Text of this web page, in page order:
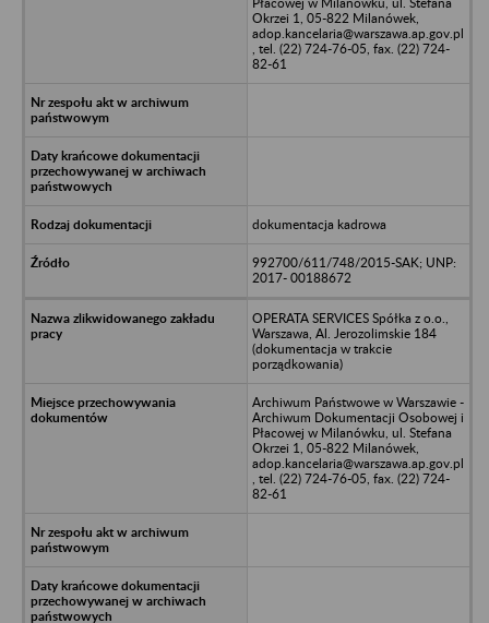
Okrzei 1, 05-822 Milanówek,
adop.kancelaria@warszawa.ap.gov.pl
, tel. (22) 724-76-05, fax. (22) 724-
82-61
dokumentacja kadrowa
992700/611/748/2015-SAK; UNP:
2017- 00188672
OPERATA SERVICES Spółka z o.o.,
Warszawa, Al. Jerozolimskie 184
(dokumentacja w trakcie
porządkowania)
Archiwum Państwowe w Warszawie -
Archiwum Dokumentacji Osobowej i
Płacowej w Milanówku, ul. Stefana
Okrzei 1, 05-822 Milanówek,
adop.kancelaria@warszawa.ap.gov.pl
, tel. (22) 724-76-05, fax. (22) 724-
82-61